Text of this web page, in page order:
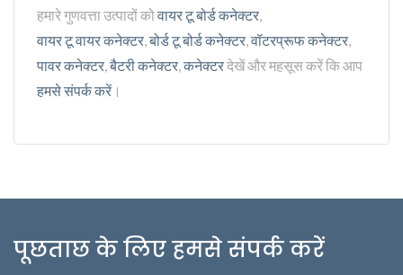
हमारे गुणवत्ता उत्पादों कोवायर टू बोर्ड कनेक्टर,
वायर टू वायर कनेक्टर,बोर्ड टू बोर्ड कनेक्टर,वॉटरप्रूफ कनेक्टर,
पावर कनेक्टर,बैटरी कनेक्टर,कनेक्टरदेखें और महसूस करें कि आप
हमसे संपर्क करें ।
पूछताछ के लिए हमसे संपर्क करें